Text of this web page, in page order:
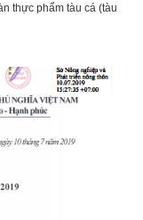
thực phẩm tàu cá (tàu